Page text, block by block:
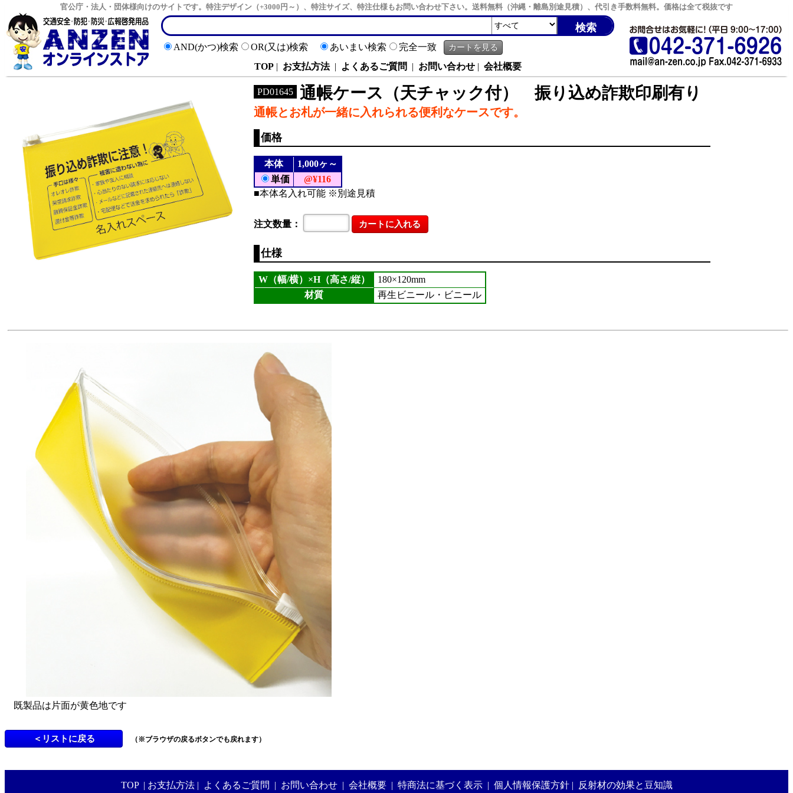
官公庁・法人・団体様向けのサイトです。特注デザイン（+3000円～）、特注サイズ、特注仕様もお問い合わせ下さい。送料無料（沖縄・離島別途見積）、代引き手数料無料。価格は全て税抜です
AND(かつ)検索 OR(又は)検索 あいまい検索
完全一致
TOP | お支払方法 | よくあるご質問 | お問い合わせ | 会社概要
PD01645 通帳ケース（天チャック付） 振り込め詐欺印刷有り
通帳とお札が一緒に入れられる便利なケースです。
価格
本体
1,000ヶ～
単価
@¥116
■本体名入れ可能 ※別途見積
注文数量：
仕様
W（幅/横）×H（高さ/縦）
180×120mm
材質
再生ビニール・ビニール
既製品は片面が黄色地です
（※ブラウザの戻るボタンでも戻れます）
TOP | お支払方法 | よくあるご質問 | お問い合わせ | 会社概要 | 特商法に基づく表示 | 個人情報保護方針 | 反射材の効果と豆知識